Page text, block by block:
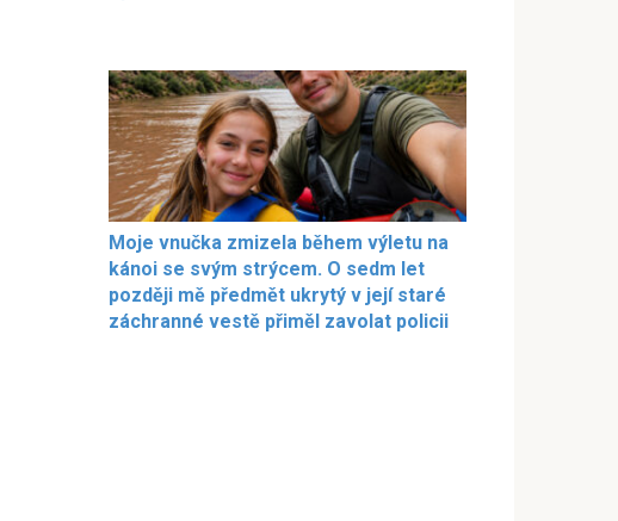
Moje vnučka zmizela během výletu na
kánoi se svým strýcem. O sedm let
později mě předmět ukrytý v její staré
záchranné vestě přiměl zavolat policii